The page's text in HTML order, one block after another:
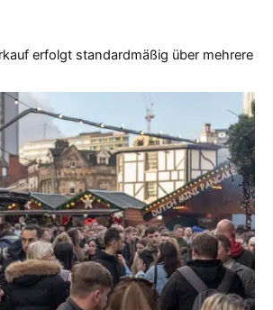
erfolgt standardmäßig über mehrere